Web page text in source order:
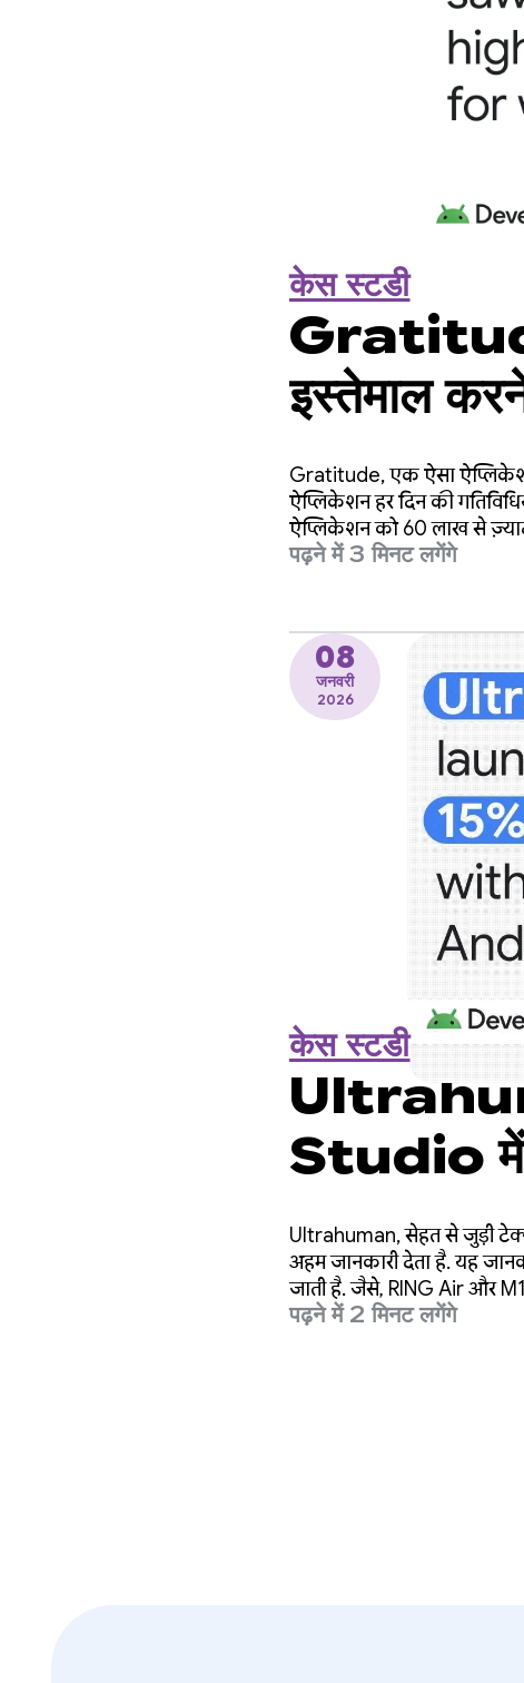
केस स्टडी
इस्तेमाल
जुड़ाव में
Gratitude, एक ऐसा
ऐप्लिकेशन हर दिन की
ऐप्लिकेशन को 60 लाख से
करोड़ से ज़्यादा जर्नल एंट्री लॉग
पढ़ने में 3 मिनट लगेंगे
08
जनवरी
2026
केस स्टडी
Studio में
सुविधाएं
Ultrahuman, सेहत से जुड़ी
अहम जानकारी देता है. यह
जाती है. जैसे, RING Air और
पढ़ने में 2 मिनट लगेंगे